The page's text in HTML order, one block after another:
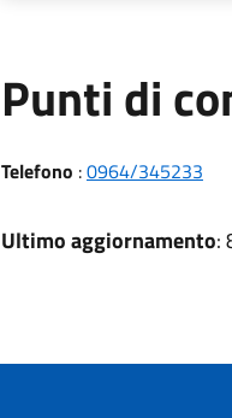
Punti di
Telefono :0964/345233
Ultimo aggiornamento: